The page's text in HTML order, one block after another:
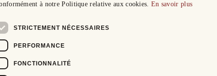
à notre Politique relative aux cookies. En savoir plus
STRICTEMENT NÉCESSAIRES
PERFORMANCE
FONCTIONNALITÉ